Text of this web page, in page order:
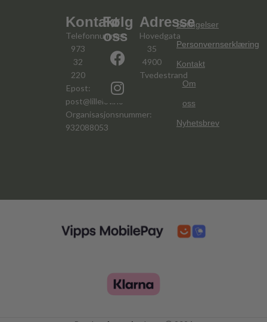
Kontakt
Telefonnummer:
973
32
220
Epost:
post@lillelov.no
Organisasjonsnummer:
932088053
Følg
oss
Adresse
Hovedgata
35
4900
Tvedestrand
Betingelser
Personvernserklæring
Kontakt
Om
oss
Nyhetsbrev